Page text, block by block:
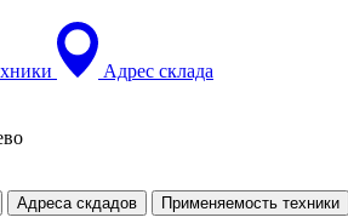
Адрес склада
Адреса скдадов Применяемость техники